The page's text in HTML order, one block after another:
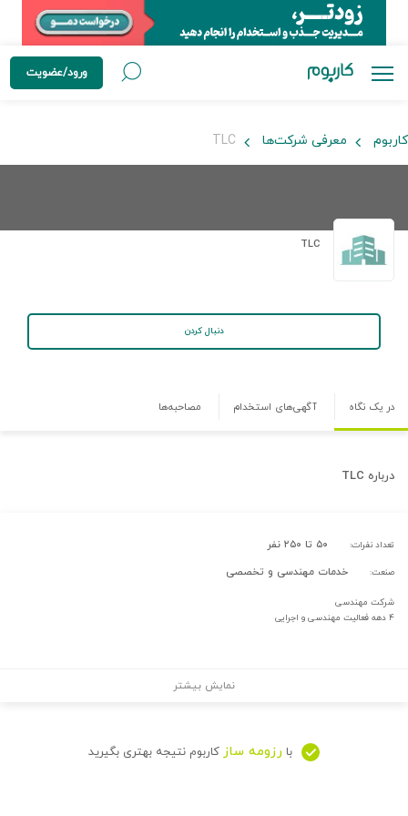
ورود/عضویت
کاربوم معرفی شرکت‌ها
TLC
دنبال کردن
در یک نگاه آگهی‌های استخدام مصاحبه‌ها
درباره TLC
تعداد نفرات: ۵۰ تا ۲۵۰ نفر
صنعت: خدمات مهندسی و تخصصی
شرکت مهندسی
۴ دهه فعالیت مهندسی و اجرایی
نمایش بیشتر
با رزومه ساز کاربوم نتیجه بهتری بگیرید